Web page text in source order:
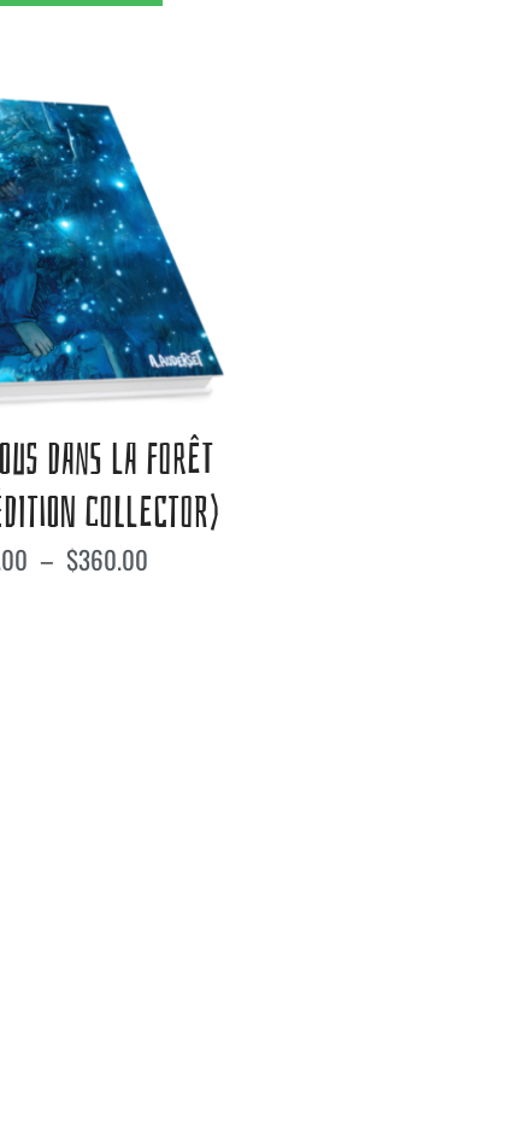
DANS LA FORÊT
COLLECTOR)
– $360.00